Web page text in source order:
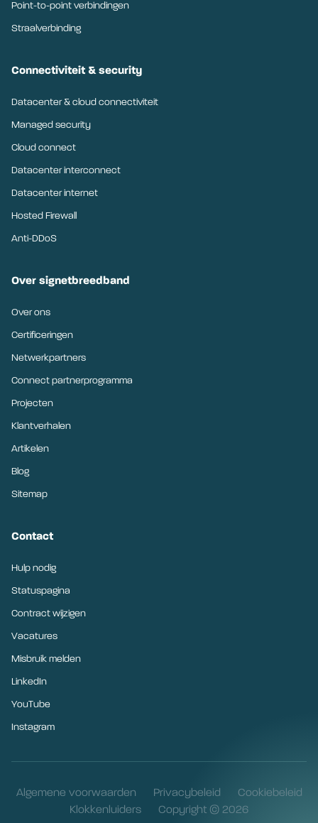
Point-to-point verbindingen
Straalverbinding
Connectiviteit & security
Datacenter & cloud connectiviteit
Managed security
Cloud connect
Datacenter interconnect
Datacenter internet
Hosted Firewall
Anti-DDoS
Over signetbreedband
Over ons
Certificeringen
Netwerkpartners
Connect partnerprogramma
Projecten
Klantverhalen
Artikelen
Blog
Sitemap
Contact
Hulp nodig
Statuspagina
Contract wijzigen
Vacatures
Misbruik melden
LinkedIn
YouTube
Instagram
Algemene voorwaarden Privacybeleid
Cookiebeleid
Klokkenluiders
Copyright © 2026